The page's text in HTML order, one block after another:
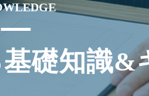
礎知識&